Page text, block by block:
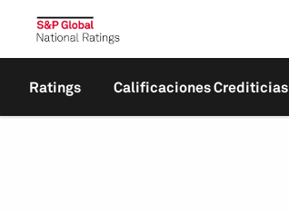
Ratings Calificaciones Crediticias